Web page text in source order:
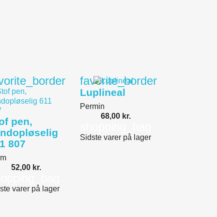
pen,
807
52,00 kr.
varer på lager
favorite_border
Luplineal
Permin
68,00 kr.
Sidste varer på lager